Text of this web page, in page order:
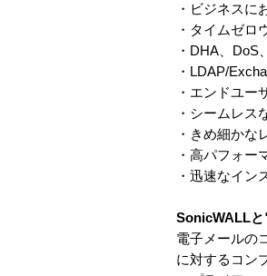
・ビジネスに
・タイムゼロ
・DHA、DoS
・LDAP/
・エンドユー
・シームレス
・きめ細かな
・高パフォー
・迅速なイン
SonicWALLと
電子メールの
に対するコン